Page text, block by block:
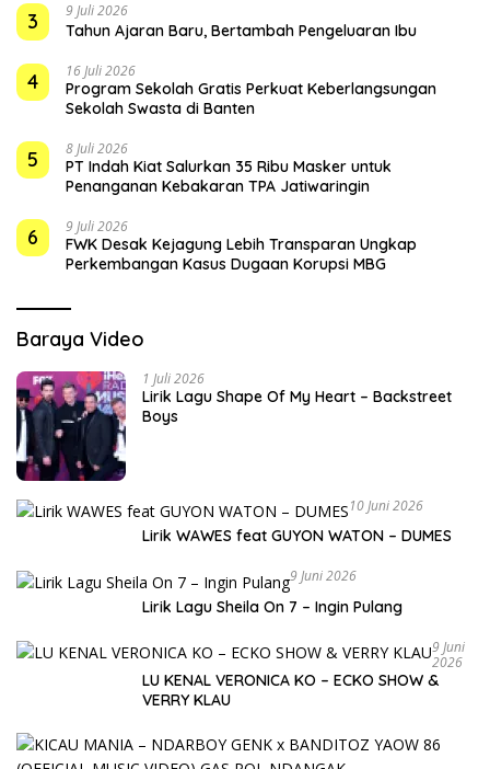
3 9 Juli 2026
Tahun Ajaran Baru, Bertambah Pengeluaran Ibu
4 16 Juli 2026
Program Sekolah Gratis Perkuat Keberlangsungan
Sekolah Swasta di Banten
5 8 Juli 2026
PT Indah Kiat Salurkan 35 Ribu Masker untuk
Penanganan Kebakaran TPA Jatiwaringin
6 9 Juli 2026
FWK Desak Kejagung Lebih Transparan Ungkap
Perkembangan Kasus Dugaan Korupsi MBG
Baraya Video
1 Juli 2026
Lirik Lagu Shape Of My Heart – Backstreet
Boys
10 Juni 2026
Lirik WAWES feat GUYON WATON – DUMES
9 Juni 2026
Lirik Lagu Sheila On 7 – Ingin Pulang
9 Juni
2026
LU KENAL VERONICA KO – ECKO SHOW &
VERRY KLAU